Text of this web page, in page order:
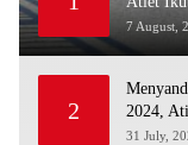
7 August,
2
2024,
PIMDA
31 July,